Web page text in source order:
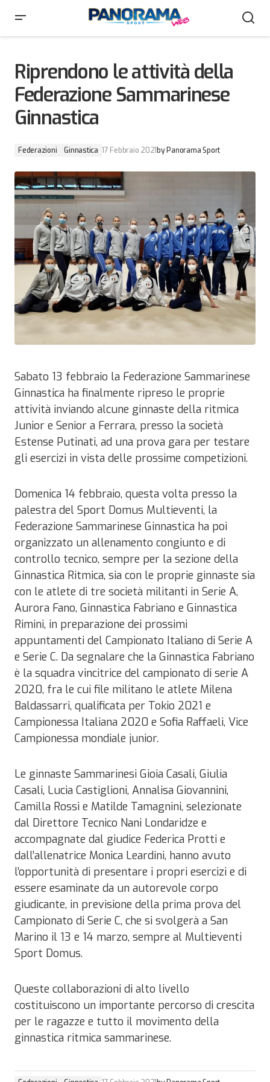
Riprendono le attività della
Federazione Sammarinese
Ginnastica
Federazioni Ginnastica 17 Febbraio 2021 by Panorama Sport
Sabato 13 febbraio la Federazione Sammarinese
Ginnastica ha finalmente ripreso le proprie
attività inviando alcune ginnaste della ritmica
Junior e Senior a Ferrara, presso la società
Estense Putinati, ad una prova gara per testare
gli esercizi in vista delle prossime competizioni.
Domenica 14 febbraio, questa volta presso la
palestra del Sport Domus Multieventi, la
Federazione Sammarinese Ginnastica ha poi
organizzato un allenamento congiunto e di
controllo tecnico, sempre per la sezione della
Ginnastica Ritmica, sia con le proprie ginnaste sia
con le atlete di tre società militanti in Serie A,
Aurora Fano, Ginnastica Fabriano e Ginnastica
Rimini, in preparazione dei prossimi
appuntamenti del Campionato Italiano di Serie A
e Serie C. Da segnalare che la Ginnastica Fabriano
è la squadra vincitrice del campionato di serie A
2020, fra le cui file militano le atlete Milena
Baldassarri, qualificata per Tokio 2021 e
Campionessa Italiana 2020 e Sofia Raffaeli, Vice
Campionessa mondiale junior.
Le ginnaste Sammarinesi Gioia Casali, Giulia
Casali, Lucia Castiglioni, Annalisa Giovannini,
Camilla Rossi e Matilde Tamagnini, selezionate
dal Direttore Tecnico Nani Londaridze e
accompagnate dal giudice Federica Protti e
dall’allenatrice Monica Leardini, hanno avuto
l’opportunità di presentare i propri esercizi e di
essere esaminate da un autorevole corpo
giudicante, in previsione della prima prova del
Campionato di Serie C, che si svolgerà a San
Marino il 13 e 14 marzo, sempre al Multieventi
Sport Domus.
Queste collaborazioni di alto livello
costituiscono un importante percorso di crescita
per le ragazze e tutto il movimento della
ginnastica ritmica sammarinese.